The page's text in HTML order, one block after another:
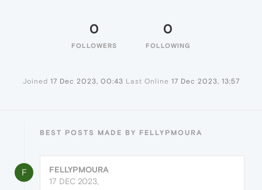
0
FOLLOWERS
0
FOLLOWING
Joined 17 Dec 2023, 00:43 Last Online 17 Dec 2023, 13:57
BEST POSTS MADE BY FELLYPMOURA
F
FELLYPMOURA
17 DEC 2023,